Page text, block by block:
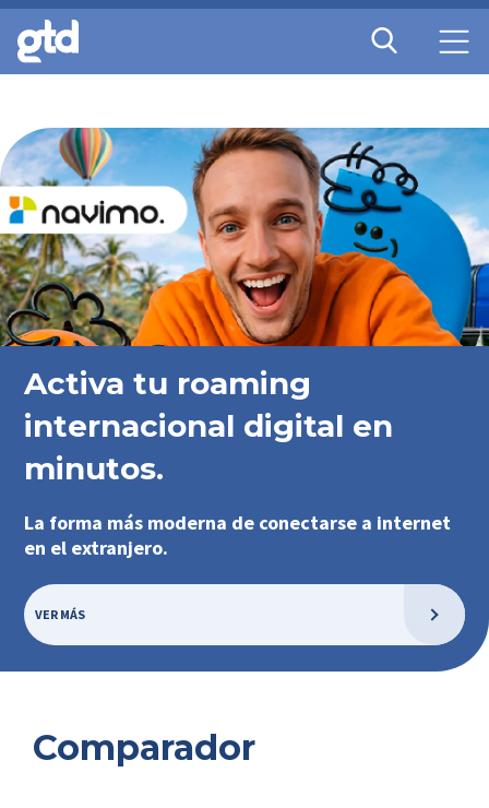
Activa tu roaming
internacional digital en
minutos.
La forma más moderna de conectarse a internet
en el extranjero.
VER MÁS
Comparador